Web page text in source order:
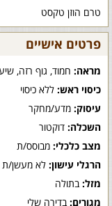
טרם הוזן טקסט
פרטים אישיים
מראה: חמוד, גוף רזה,
כיסוי ראש: ללא כיסוי
עיסוק: מדע/מחקר
השכלה: דוקטור
מצב כלכלי: מבוסס/ת
הרגלי עישון: לא מעשן/ת
מזל: בתולה
מגורים: בדירה שלי